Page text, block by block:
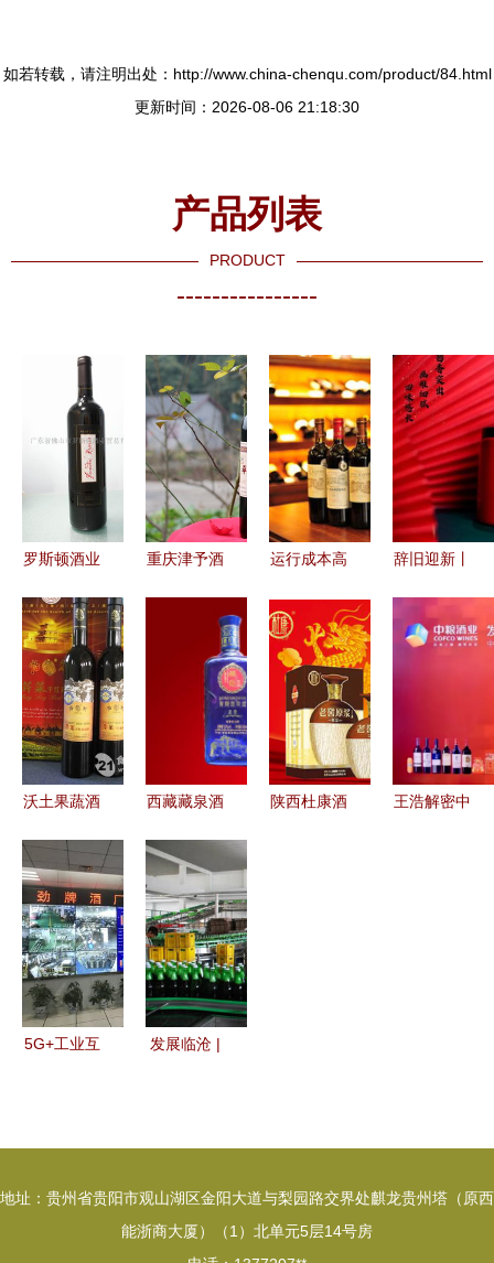
如若转载，请注明出处：http://www.china-chenqu.com/product/84.html
更新时间：2026-08-06 21:18:30
产品列表
PRODUCT
----------------
罗斯顿酒业
加盟价值的
多维体验
重庆津予酒
心，引领桑
葚酒典范之
运行成本高
锋酒业专卖
店扩展按下
暂停键
辞旧迎新丨
业集团祝全
沃土果蔬酒
解析 费
用、联系方
式与项目评
价
西藏藏泉酒
原上的美酒
传奇
陕西杜康酒
王浩解密中
5G+工业互
无人化 酒
发展临沧 |
地址：贵州省贵阳市观山湖区金阳大道与梨园路交界处麒龙贵州塔（原西
能浙商大厦）（1）北单元5层14号房